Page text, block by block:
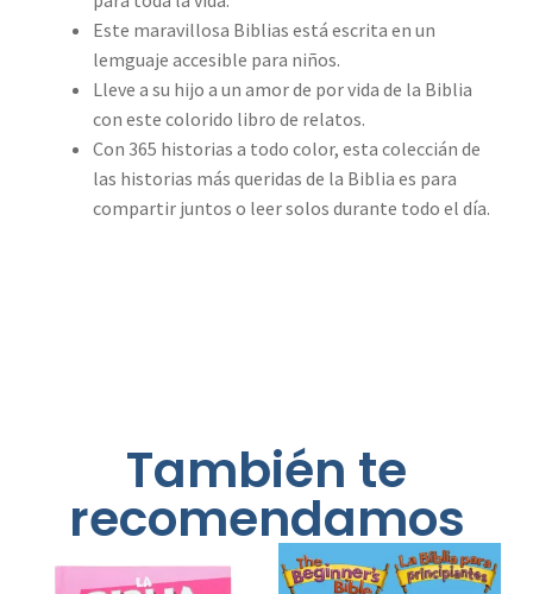
Este maravillosa Biblias está escrita en un
lemguaje accesible para niños.
Lleve a su hijo a un amor de por vida de la Biblia
con este colorido libro de relatos.
Con 365 historias a todo color, esta coleccián de
las historias más queridas de la Biblia es para
compartir juntos o leer solos durante todo el día.
También te
recomendamos